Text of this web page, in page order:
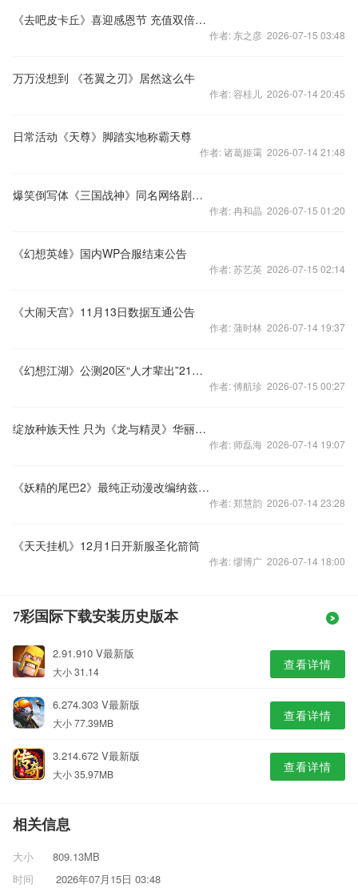
《去吧皮卡丘》喜迎感恩节 充值双倍再回馈
作者: 东之彦 2026-07-15 03:48
万万没想到 《苍翼之刃》居然这么牛
作者: 容桂儿 2026-07-14 20:45
日常活动《天尊》脚踏实地称霸天尊
作者: 诸葛姬霭 2026-07-14 21:48
爆笑倒写体《三国战神》同名网络剧开播
作者: 冉和晶 2026-07-15 01:20
《幻想英雄》国内WP合服结束公告
作者: 苏艺英 2026-07-15 02:14
《大闹天宫》11月13日数据互通公告
作者: 蒲时林 2026-07-14 19:37
《幻想江湖》公测20区“人才辈出”21日开启
作者: 傅航珍 2026-07-15 00:27
绽放种族天性 只为《龙与精灵》华丽变身
作者: 师磊海 2026-07-14 19:07
《妖精的尾巴2》最纯正动漫改编纳兹带你逆袭
作者: 郑慧韵 2026-07-14 23:28
《天天挂机》12月1日开新服圣化箭筒
作者: 缪博广 2026-07-14 18:00
7彩国际下载安装历史版本
2.91.910 V最新版
大小 31.14 查看详情
6.274.303 V最新版
大小 77.39MB 查看详情
3.214.672 V最新版
大小 35.97MB 查看详情
相关信息
大小
809.13MB
时间
2026年07月15日 03:48